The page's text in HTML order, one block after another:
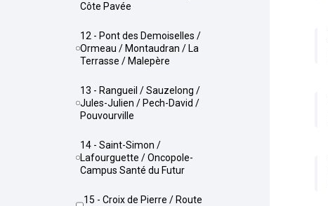
Côte Pavée
12 - Pont des Demoiselles /
Ormeau / Montaudran / La
Terrasse / Malepère
13 - Rangueil / Sauzelong /
Jules-Julien / Pech-David /
Pouvourville
14 - Saint-Simon /
Lafourguette / Oncopole-
Campus Santé du Futur
15 - Croix de Pierre / Route